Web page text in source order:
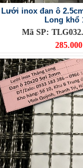
Lưới inox đan ô
Long khổ
Mã SP: